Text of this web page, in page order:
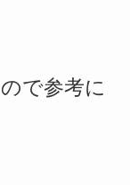
で参考に